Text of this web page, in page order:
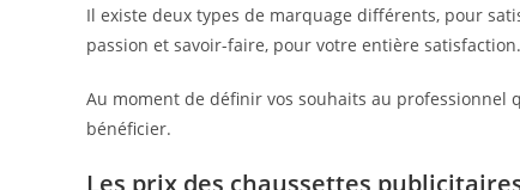
Il existe deux types de marquage différents, pour
passion et savoir-faire, pour votre entière satisfaction.
Au moment de définir vos souhaits au professionnel
bénéficier.